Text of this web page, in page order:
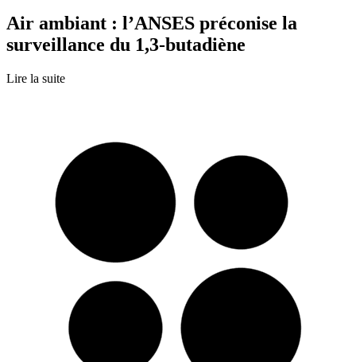
Air ambiant : l’ANSES préconise la
surveillance du 1,3-butadiène
Lire la suite